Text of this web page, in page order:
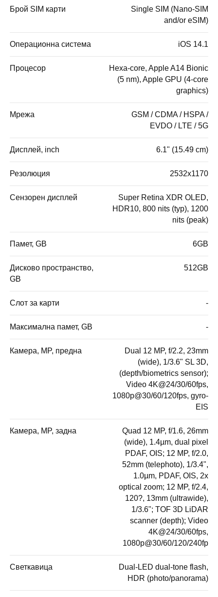
Брой SIM карти
Single SIM (Nano-SIM
and/or eSIM)
Операционна система iOS 14.1
Процесор
Hexa-core, Apple A14 Bionic
(5 nm), Apple GPU (4-core
graphics)
Мрежа
GSM / CDMA / HSPA /
EVDO / LTE / 5G
Дисплей, inch 6.1" (15.49 cm)
Резолюция 2532x1170
Сензорен дисплей
Super Retina XDR OLED,
HDR10, 800 nits (typ), 1200
nits (peak)
Памет, GB 6GB
Дисково пространство,
GB
512GB
Слот за карти -
Максимална памет, GB -
Камера, MP, предна
Dual 12 MP, f/2.2, 23mm
(wide), 1/3.6" SL 3D,
(depth/biometrics sensor);
Video 4K@24/30/60fps,
1080p@30/60/120fps, gyro-
EIS
Камера, MP, задна
Quad 12 MP, f/1.6, 26mm
(wide), 1.4µm, dual pixel
PDAF, OIS; 12 MP, f/2.0,
52mm (telephoto), 1/3.4",
1.0µm, PDAF, OIS, 2x
optical zoom; 12 MP, f/2.4,
120?, 13mm (ultrawide),
1/3.6"; TOF 3D LiDAR
scanner (depth); Video
4K@24/30/60fps,
1080p@30/60/120/240fp
Светкавица
Dual-LED dual-tone flash,
HDR (photo/panorama)